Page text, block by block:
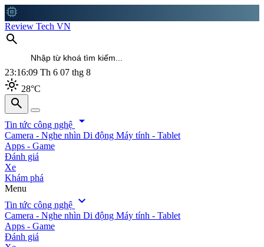
memory
Review Tech VN
search
23:16:11 Th 6 07 thg 8
light_mode 28°C
search
search
Tin tức công nghệ arrow_drop_down
Camera - Nghe nhìn Di động Máy tính - Tablet
Apps - Game
Đánh giá
Xe
Khám phá
Menu
Tin tức công nghệ expand_more
Camera - Nghe nhìn Di động Máy tính - Tablet
Apps - Game
Đánh giá